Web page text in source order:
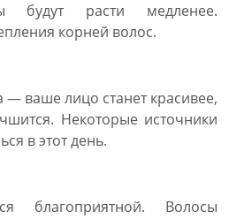
будут расти медленее.
корней волос.
— ваше лицо станет красивее,
Некоторые источники
в этот день.
благоприятной. Волосы